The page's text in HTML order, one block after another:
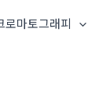
로마토그래피